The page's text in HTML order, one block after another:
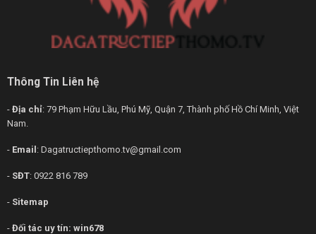
Thông Tin Liên hệ
- Địa chỉ: 79 Phạm Hữu Lầu, Phú Mỹ, Quận 7, Thành phố Hồ Chí Minh, Việt
Nam.
- Email : Dagatructiepthomo.tv@gmail.com
- SĐT: 0922 816 789
- Sitemap
- Đối tác uy tín: win678